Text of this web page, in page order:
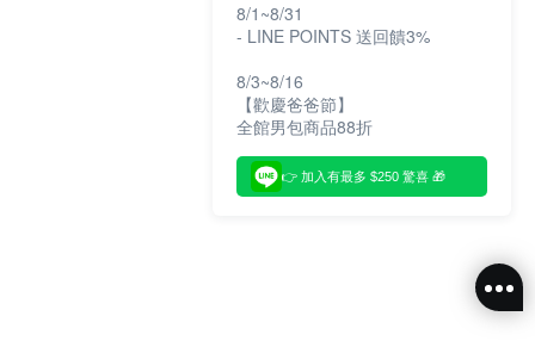
8/1~8/31
- LINE POINTS 送回饋3%
8/3~8/16
【歡慶爸爸節】
全館男包商品88折
👉 加入有最多 $250 驚喜 🎁